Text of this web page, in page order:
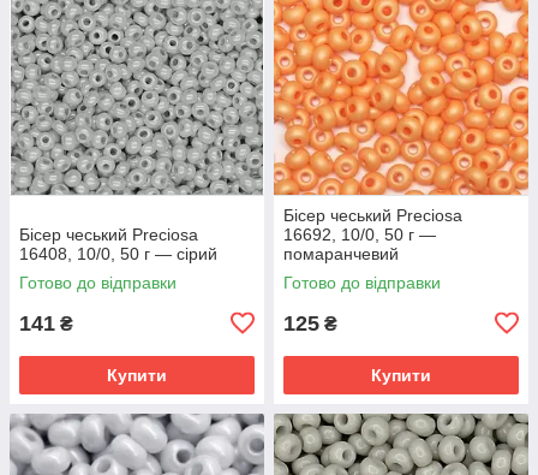
Бісер чеський Preciosa
16408, 10/0, 50 г — сірий
Готово до відправки
141 ₴
Купити
Бісер чеський Preciosa
16692, 10/0, 50 г —
помаранчевий
Готово до відправки
125 ₴
Купити